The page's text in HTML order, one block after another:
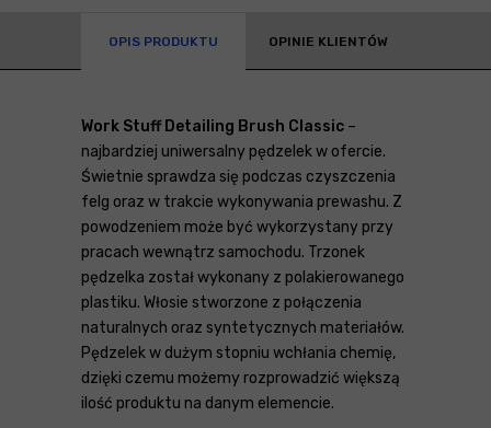
OPIS PRODUKTU OPINIE KLIENTÓW
Work Stuff Detailing Brush Classic –
najbardziej uniwersalny pędzelek w ofercie.
Świetnie sprawdza się podczas czyszczenia
felg oraz w trakcie wykonywania prewashu. Z
powodzeniem może być wykorzystany przy
pracach wewnątrz samochodu. Trzonek
pędzelka został wykonany z polakierowanego
plastiku. Włosie stworzone z połączenia
naturalnych oraz syntetycznych materiałów.
Pędzelek w dużym stopniu wchłania chemię,
dzięki czemu możemy rozprowadzić większą
ilość produktu na danym elemencie.